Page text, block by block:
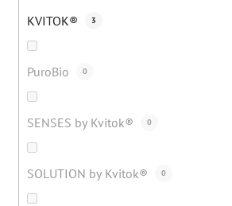
KVITOK® 3
PuroBio 0
SENSES by Kvitok® 0
SOLUTION by Kvitok® 0